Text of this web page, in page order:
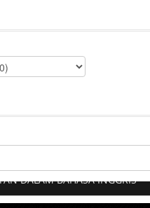
DALAM BAHASA INGGRIS